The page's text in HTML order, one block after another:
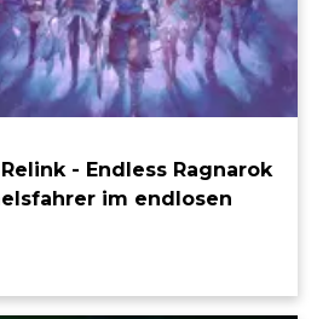
- Endless Ragnarok
im endlosen